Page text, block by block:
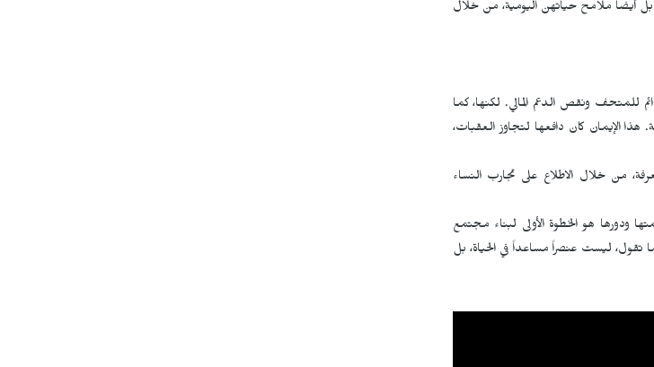
أيضاً ملامح حياتهن اليومية، من خلال
للمتحف ونقص الدعم المالي. لكنها، كما
هذا الإيمان كان دافعها لتجاوز العقبات،
من خلال الاطلاع على تجارب النساء
ودورها هو الخطوة الأولى لبناء مجتمع
تقول، ليست عنصراً مساعداً في الحياة، بل